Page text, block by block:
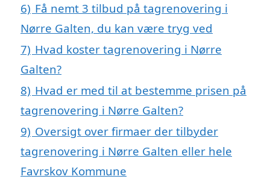
6) Få nemt 3 tilbud på tagrenovering i
Nørre Galten, du kan være tryg ved
7) Hvad koster tagrenovering i Nørre
Galten?
8) Hvad er med til at bestemme prisen på
tagrenovering i Nørre Galten?
9) Oversigt over firmaer der tilbyder
tagrenovering i Nørre Galten eller hele
Favrskov Kommune